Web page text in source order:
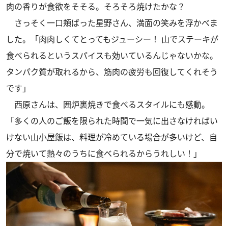
肉の香りが食欲をそそる。そろそろ焼けたかな？
さっそく一口頬ばった星野さん、満面の笑みを浮かべま
した。「肉肉しくてとってもジューシー！ 山でステーキが
食べられるというスパイスも効いているんじゃないかな。
タンパク質が取れるから、筋肉の疲労も回復してくれそう
です」
西原さんは、囲炉裏焼きで食べるスタイルにも感動。
「多くの人のご飯を限られた時間で一気に出さなければい
けない山小屋飯は、料理が冷めている場合が多いけど、自
分で焼いて熱々のうちに食べられるからうれしい！」